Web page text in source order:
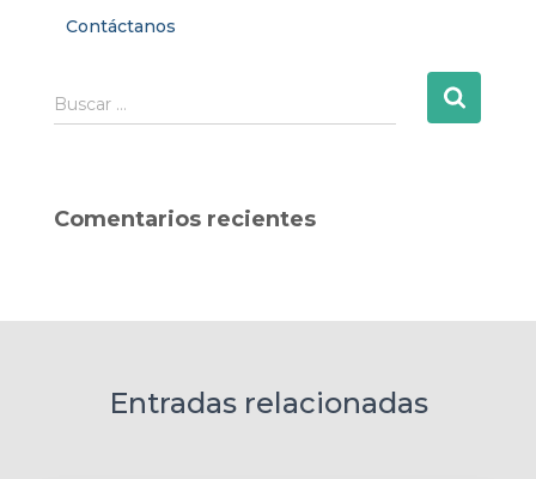
Contáctanos
B
u
r
Buscar …
Comentarios recientes
Entradas relacionadas